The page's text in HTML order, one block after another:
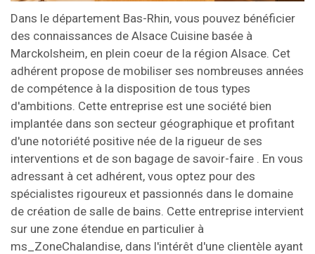
Dans le département Bas-Rhin, vous pouvez bénéficier
des connaissances de Alsace Cuisine basée à
Marckolsheim, en plein coeur de la région Alsace. Cet
adhérent propose de mobiliser ses nombreuses années
de compétence à la disposition de tous types
d'ambitions. Cette entreprise est une société bien
implantée dans son secteur géographique et profitant
d'une notoriété positive née de la rigueur de ses
interventions et de son bagage de savoir-faire . En vous
adressant à cet adhérent, vous optez pour des
spécialistes rigoureux et passionnés dans le domaine
de création de salle de bains. Cette entreprise intervient
sur une zone étendue en particulier à
ms_ZoneChalandise, dans l'intérêt d'une clientèle ayant